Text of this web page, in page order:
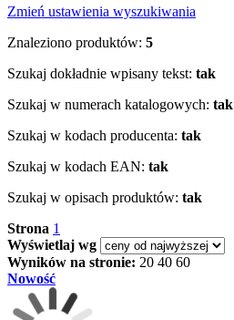
Zmień ustawienia wyszukiwania
Znaleziono produktów: 5
Szukaj dokładnie wpisany tekst: tak
Szukaj w numerach katalogowych: tak
Szukaj w kodach producenta: tak
Szukaj w kodach EAN: tak
Szukaj w opisach produktów: tak
Strona 1
Wyświetlaj wg
Wyników na stronie: 20 40 60
Nowość